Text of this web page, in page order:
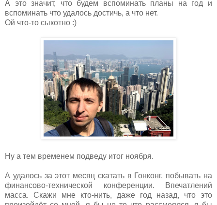
А это значит, что будем вспоминать планы на год и
вспоминать что удалось достичь, а что нет.
Ой что-то сыкотно :)
Ну а тем временем подведу итог ноября.
А удалось за этот месяц скатать в Гонконг, побывать на
финансово-технической конференции. Впечатлений
масса. Скажи мне кто-нить, даже год назад, что это